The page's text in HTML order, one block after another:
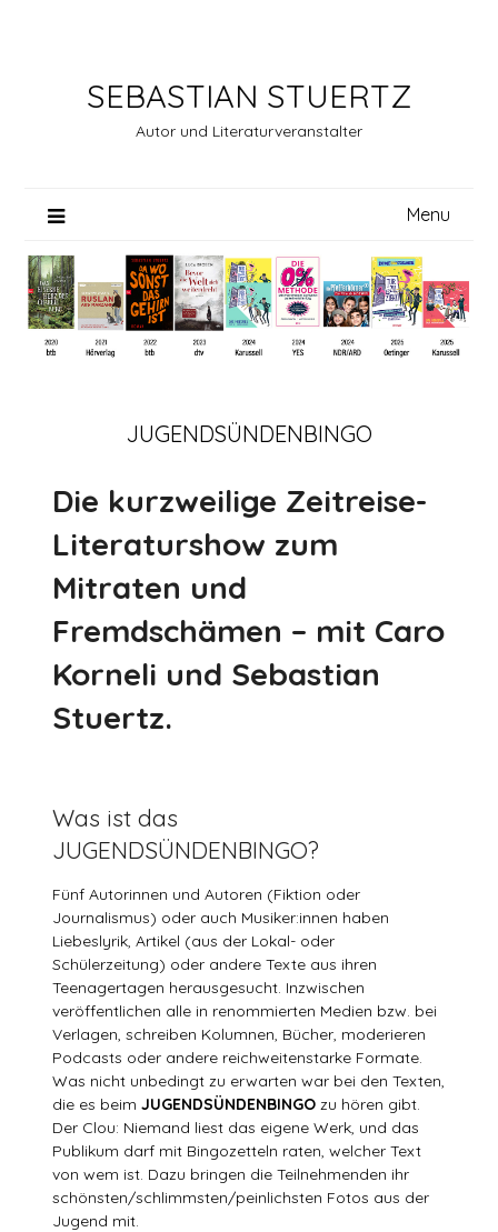
SEBASTIAN STUERTZ
Autor und Literaturveranstalter
Menu
JUGENDSÜNDENBINGO
Die kurzweilige Zeitreise-
Literaturshow zum
Mitraten und
Fremdschämen – mit Caro
Korneli und Sebastian
Stuertz.
Was ist das
JUGENDSÜNDENBINGO?
Fünf Autorinnen und Autoren (Fiktion oder
Journalismus) oder auch Musiker:innen haben
Liebeslyrik, Artikel (aus der Lokal- oder
Schülerzeitung) oder andere Texte aus ihren
Teenagertagen herausgesucht. Inzwischen
veröffentlichen alle in renommierten Medien bzw. bei
Verlagen, schreiben Kolumnen, Bücher, moderieren
Podcasts oder andere reichweitenstarke Formate.
Was nicht unbedingt zu erwarten war bei den Texten,
die es beimJUGENDSÜNDENBINGO zu hören gibt.
Der Clou: Niemand liest das eigene Werk, und das
Publikum darf mit Bingozetteln raten, welcher Text
von wem ist. Dazu bringen die Teilnehmenden ihr
schönsten/schlimmsten/peinlichsten Fotos aus der
Jugend mit.